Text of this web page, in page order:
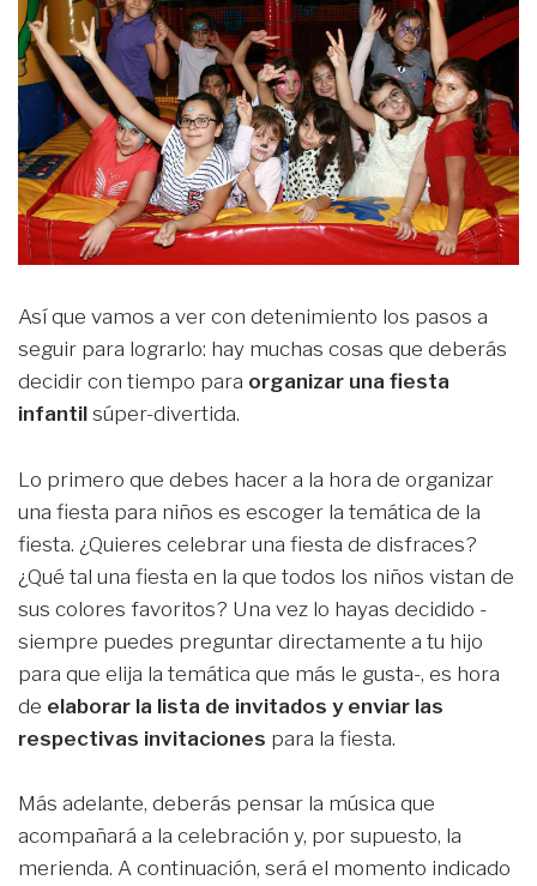
Así que vamos a ver con detenimiento los pasos a
seguir para lograrlo: hay muchas cosas que deberás
decidir con tiempo para organizar una fiesta
infantil súper-divertida.
Lo primero que debes hacer a la hora de organizar
una fiesta para niños es escoger la temática de la
fiesta. ¿Quieres celebrar una fiesta de disfraces?
¿Qué tal una fiesta en la que todos los niños vistan de
sus colores favoritos? Una vez lo hayas decidido -
siempre puedes preguntar directamente a tu hijo
para que elija la temática que más le gusta-, es hora
de elaborar la lista de invitados y enviar las
respectivas invitaciones para la fiesta.
Más adelante, deberás pensar la música que
acompañará a la celebración y, por supuesto, la
merienda. A continuación, será el momento indicado